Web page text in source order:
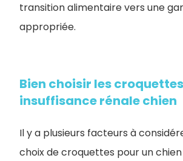
transition alimentaire vers une
appropriée.
Bien choisir les croquettes
insuffisance rénale chien
Il y a plusieurs facteurs à
choix de croquettes pour un